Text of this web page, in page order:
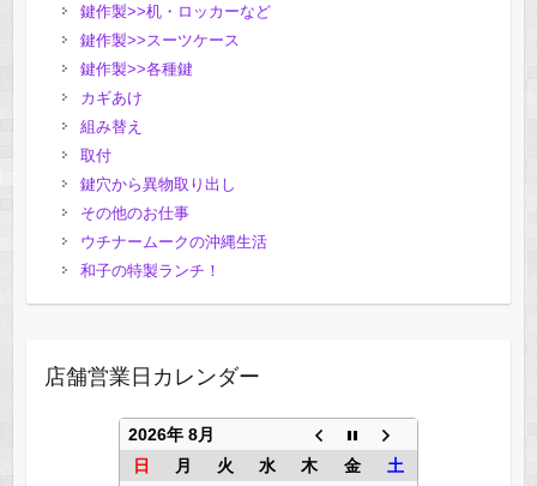
鍵作製>>机・ロッカーなど
鍵作製>>スーツケース
鍵作製>>各種鍵
カギあけ
組み替え
取付
鍵穴から異物取り出し
その他のお仕事
ウチナームークの沖縄生活
和子の特製ランチ！
店舗営業日カレンダー
2026年 8月
日
月 火 水 木 金
土